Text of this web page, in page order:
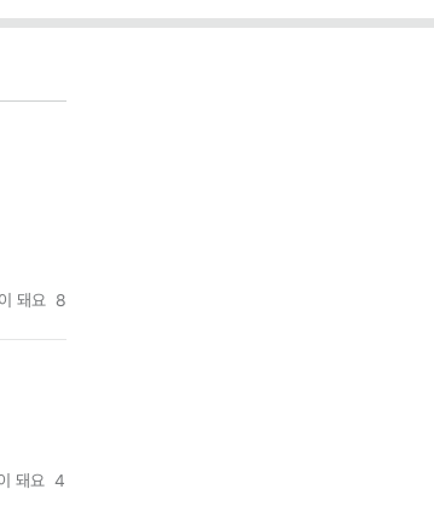
돼요 8
돼요 4